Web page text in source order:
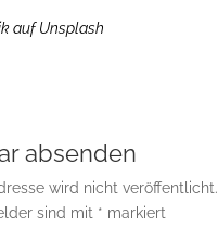
auf Unsplash
absenden
wird nicht veröffentlicht.
sind mit * markiert